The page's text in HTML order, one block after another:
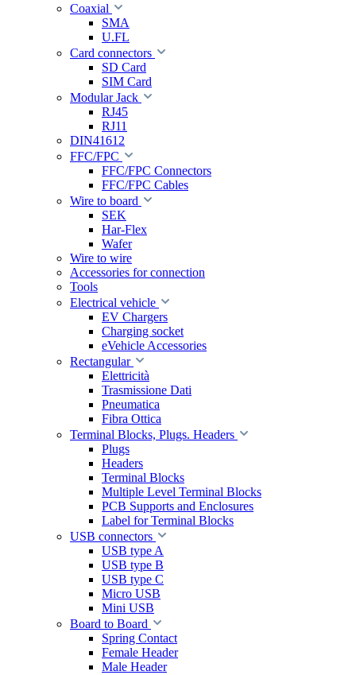
Coaxial
SMA
U.FL
Card connectors
SD Card
SIM Card
Modular Jack
RJ45
RJ11
DIN41612
FFC/FPC
FFC/FPC Connectors
FFC/FPC Cables
Wire to board
SEK
Har-Flex
Wafer
Wire to wire
Accessories for connection
Tools
Electrical vehicle
EV Chargers
Charging socket
eVehicle Accessories
Rectangular
Elettricità
Trasmissione Dati
Pneumatica
Fibra Ottica
Terminal Blocks, Plugs. Headers
Plugs
Headers
Terminal Blocks
Multiple Level Terminal Blocks
PCB Supports and Enclosures
Label for Terminal Blocks
USB connectors
USB type A
USB type B
USB type C
Micro USB
Mini USB
Board to Board
Spring Contact
Female Header
Male Header